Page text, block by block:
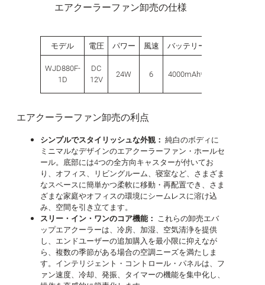
エアクーラーファン卸売の仕様
モデル 電圧 パワー 風速 バッテリー容量
WJD880F-
1D
DC
12V
24W 6 4000mAh*3pcs
エアクーラーファン卸売の利点
シンプルでスタイリッシュな外観： 純白のボディに
ミニマルなデザインのエアクーラーファン・ホールセ
ール。底部には4つの全方向キャスターが付いてお
り、オフィス、リビングルーム、寝室など、さまざま
なスペースに簡単かつ柔軟に移動・再配置でき、さま
ざまな家庭やオフィスの環境にシームレスに溶け込
み、空間を引き立てます。
スリー・イン・ワンのコア機能： これらの卸売エバ
ップエアクーラーは、冷房、加湿、空気清浄を提供
し、エンドユーザーの追加購入を最小限に抑えなが
ら、複数の季節がある場合の空調ニーズを満たしま
す。インテリジェント・コントロール・パネルは、フ
ァン速度、冷却、発振、タイマーの機能を集中化し、